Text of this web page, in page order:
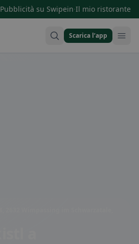
Pubblicità su Swipein·Il mio ristorante
Scarica l’app